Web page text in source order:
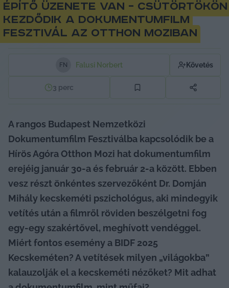
építő üzenete van – csütörtökön
kezdődik a dokumentumfilm
fesztivál az Otthon Moziban
FN Falusi Norbert Követés
3 perc
A rangos Budapest Nemzetközi
Dokumentumfilm Fesztiválba kapcsolódik be a
Hírös Agóra Otthon Mozi hat dokumentumfilm
erejéig január 30-a és február 2-a között. Ebben
vesz részt önkéntes szervezőként Dr. Domján
Mihály kecskeméti pszichológus, aki mindegyik
vetítés után a filmről röviden beszélgetni fog
egy-egy szakértővel, meghívott vendéggel.
Miért fontos esemény a BIDF 2025
Kecskeméten? A vetítések milyen „világokba”
kalauzolják el a kecskeméti nézőket? Mit adhat